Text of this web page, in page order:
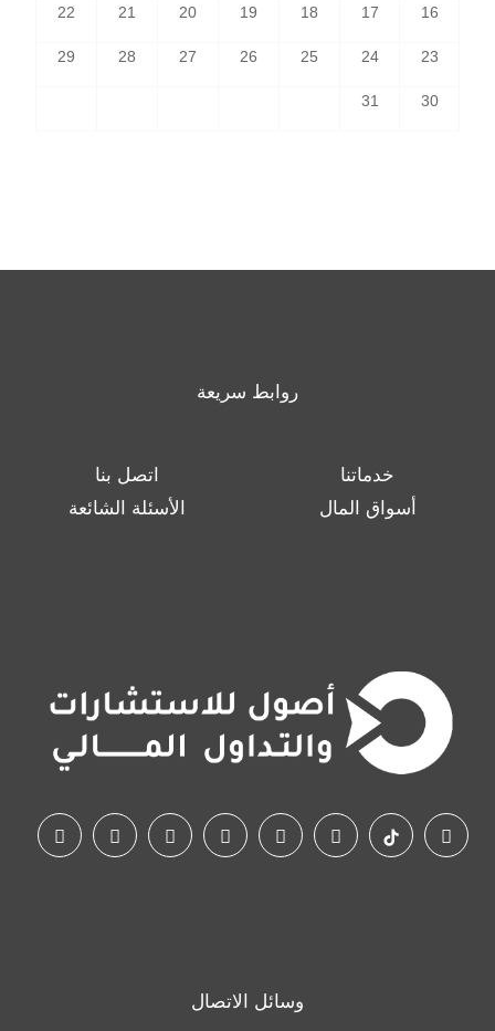
16
17
18
19
20
21
22
23
24
25
26
27
28
29
30
31
روابط سريعة
خدماتنا
اتصل بنا
أسواق المال
الأسئلة الشائعة
وسائل الاتصال